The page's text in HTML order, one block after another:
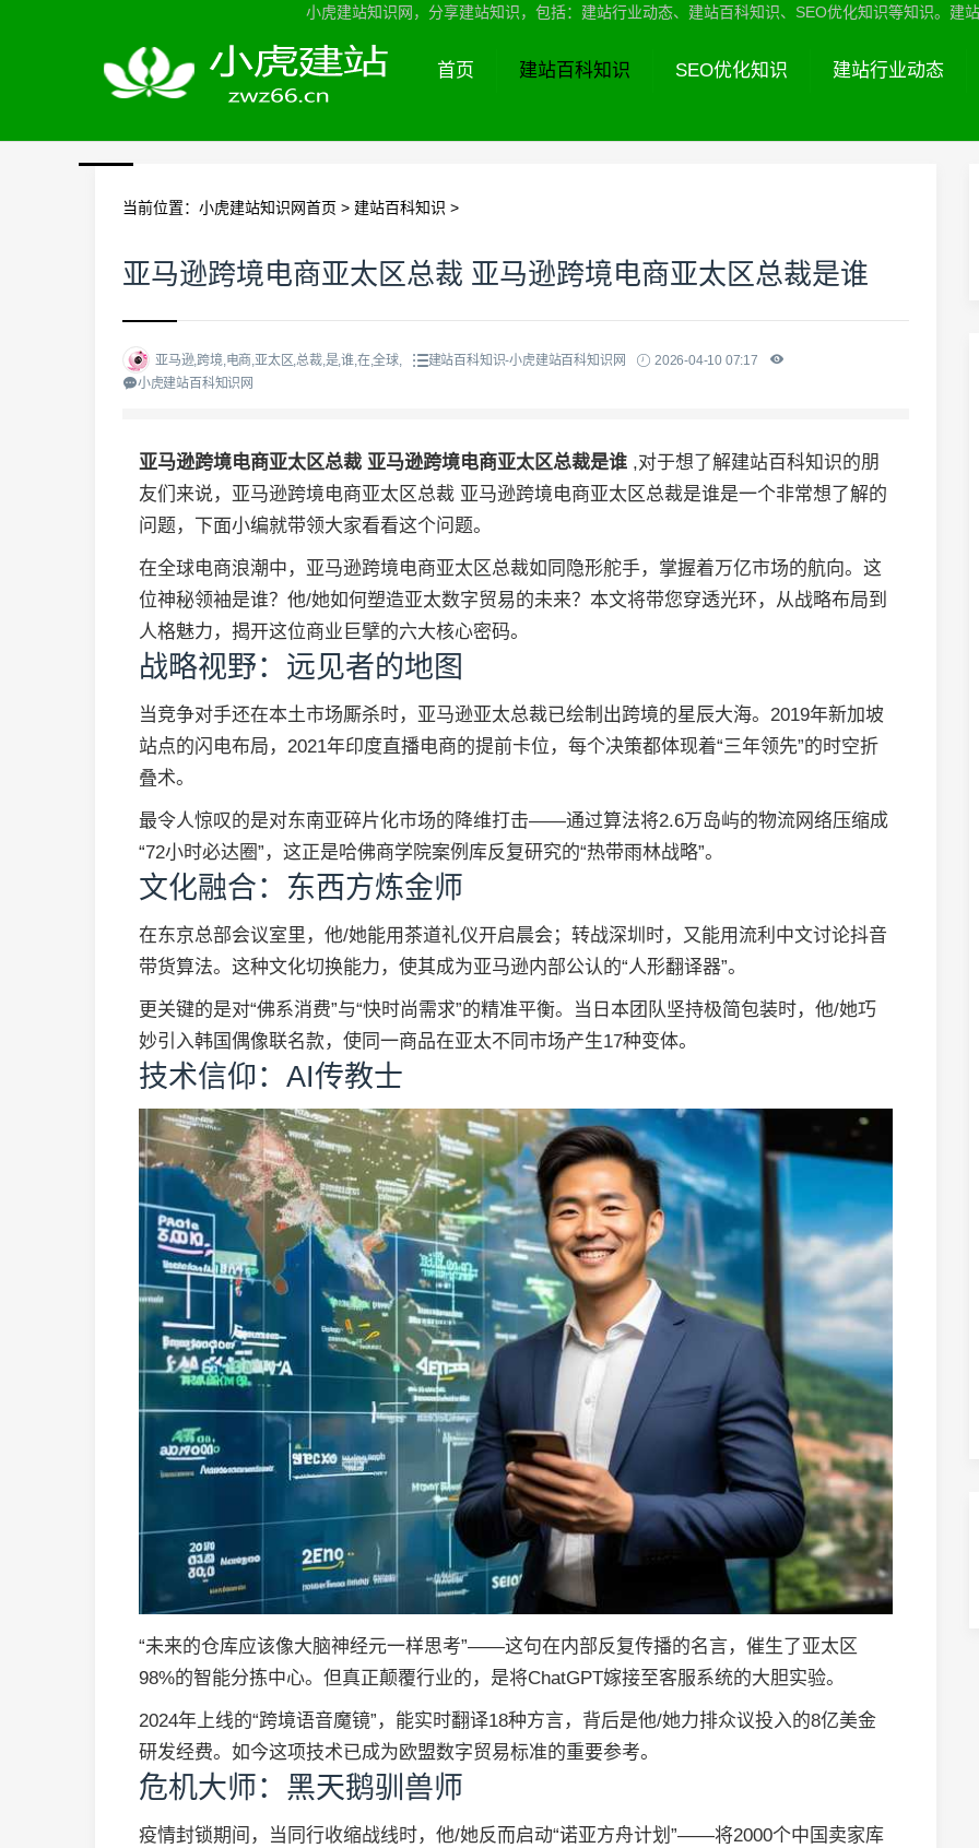
小虎建站知识网，分享建站知识，包括：建站行业动态、建站百科知识、SEO优化知识等知识。建
首页 建站百科知识 SEO优化知识 建站行业动态
当前位置： 小虎建站知识网首页 > 建站百科知识 >
亚马逊跨境电商亚太区总裁 亚马逊跨境电商亚太区总裁是谁
亚马逊,跨境,电商,亚太区,总裁,是,谁,在,全球, 建站百科知识-小虎建站百科知识网
2026-04-10 07:17
小虎建站百科知识网
亚马逊跨境电商亚太区总裁 亚马逊跨境电商亚太区总裁是谁 ,对于想了解建站百科知识的朋
友们来说，亚马逊跨境电商亚太区总裁 亚马逊跨境电商亚太区总裁是谁是一个非常想了解的
问题，下面小编就带领大家看看这个问题。
在全球电商浪潮中，亚马逊跨境电商亚太区总裁如同隐形舵手，掌握着万亿市场的航向。这
位神秘领袖是谁？他/她如何塑造亚太数字贸易的未来？本文将带您穿透光环，从战略布局到
人格魅力，揭开这位商业巨擘的六大核心密码。
战略视野：远见者的地图
当竞争对手还在本土市场厮杀时，亚马逊亚太总裁已绘制出跨境的星辰大海。2019年新加坡
站点的闪电布局，2021年印度直播电商的提前卡位，每个决策都体现着“三年领先”的时空折
叠术。
最令人惊叹的是对东南亚碎片化市场的降维打击——通过算法将2.6万岛屿的物流网络压缩成
“72小时必达圈”，这正是哈佛商学院案例库反复研究的“热带雨林战略”。
文化融合：东西方炼金师
在东京总部会议室里，他/她能用茶道礼仪开启晨会；转战深圳时，又能用流利中文讨论抖音
带货算法。这种文化切换能力，使其成为亚马逊内部公认的“人形翻译器”。
更关键的是对“佛系消费”与“快时尚需求”的精准平衡。当日本团队坚持极简包装时，他/她巧
妙引入韩国偶像联名款，使同一商品在亚太不同市场产生17种变体。
技术信仰：AI传教士
“未来的仓库应该像大脑神经元一样思考”——这句在内部反复传播的名言，催生了亚太区
98%的智能分拣中心。但真正颠覆行业的，是将ChatGPT嫁接至客服系统的大胆实验。
2024年上线的“跨境语音魔镜”，能实时翻译18种方言，背后是他/她力排众议投入的8亿美金
研发经费。如今这项技术已成为欧盟数字贸易标准的重要参考。
危机大师：黑天鹅驯兽师
疫情封锁期间，当同行收缩战线时，他/她反而启动“诺亚方舟计划”——将2000个中国卖家库